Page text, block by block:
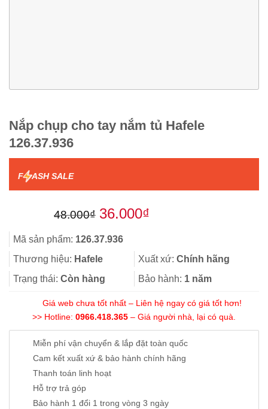
Nắp chụp cho tay nắm tủ Hafele
126.37.936
F ASH SALE
48.000₫ Giá
gốc
là:
48.000₫.
36.000₫
tại
là:
36.000₫.
Mã sản phẩm: 126.37.936
Thương hiệu: Hafele Xuất xứ: Chính hãng
Trạng thái: Còn hàng Bảo hành: 1 năm
Giá web chưa tốt nhất – Liên hệ ngay có giá tốt hơn!
>> Hotline: 0966.418.365 – Giá người nhà, lại có quà.
Miễn phí vận chuyển & lắp đặt toàn quốc
Cam kết xuất xứ & bảo hành chính hãng
Thanh toán linh hoạt
Hỗ trợ trả góp
Bảo hành 1 đổi 1 trong vòng 3 ngày